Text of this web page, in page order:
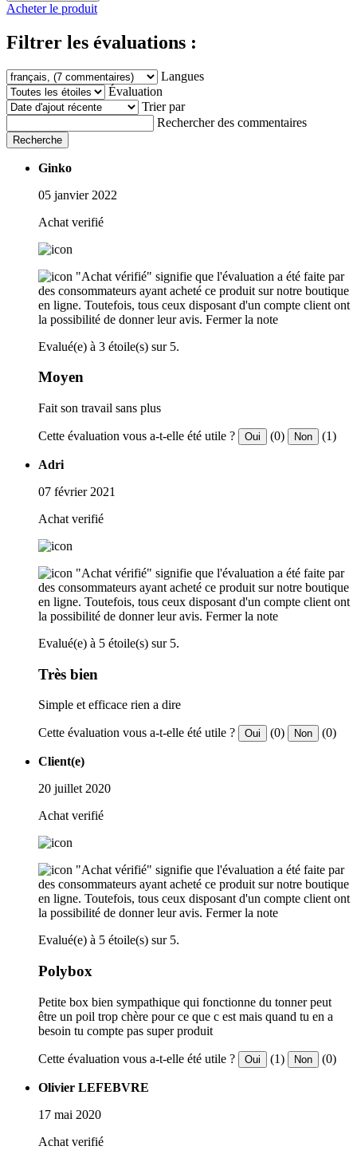
Acheter le produit
Filtrer les évaluations :
Langues
Évaluation
Trier par
Rechercher des commentaires
Recherche
Ginko
05 janvier 2022
Achat verifié
"Achat vérifié" signifie que l'évaluation a été faite par
des consommateurs ayant acheté ce produit sur notre boutique
en ligne. Toutefois, tous ceux disposant d'un compte client ont
la possibilité de donner leur avis. Fermer la note
Evalué(e) à 3 étoile(s) sur 5.
Moyen
Fait son travail sans plus
Cette évaluation vous a-t-elle été utile ? Oui (0) Non (1)
Adri
07 février 2021
Achat verifié
"Achat vérifié" signifie que l'évaluation a été faite par
des consommateurs ayant acheté ce produit sur notre boutique
en ligne. Toutefois, tous ceux disposant d'un compte client ont
la possibilité de donner leur avis. Fermer la note
Evalué(e) à 5 étoile(s) sur 5.
Très bien
Simple et efficace rien a dire
Cette évaluation vous a-t-elle été utile ? Oui (0) Non (0)
Client(e)
20 juillet 2020
Achat verifié
"Achat vérifié" signifie que l'évaluation a été faite par
des consommateurs ayant acheté ce produit sur notre boutique
en ligne. Toutefois, tous ceux disposant d'un compte client ont
la possibilité de donner leur avis. Fermer la note
Evalué(e) à 5 étoile(s) sur 5.
Polybox
Petite box bien sympathique qui fonctionne du tonner peut
être un poil trop chère pour ce que c est mais quand tu en a
besoin tu compte pas super produit
Cette évaluation vous a-t-elle été utile ? Oui (1) Non (0)
Olivier LEFEBVRE
17 mai 2020
Achat verifié